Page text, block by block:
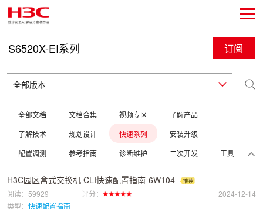
S6520X-EI系列 订阅
全部文档 文档合集 视频专区
了解产品
了解技术
规划设计 快速系列
安装升级
配置调测
参考指南 诊断维护 二次开发 工具
H3C园区盒式交换机 CLI快速配置指南-6W104
阅读：59929 评分：
2024-12-14
类型： 快速配置指南